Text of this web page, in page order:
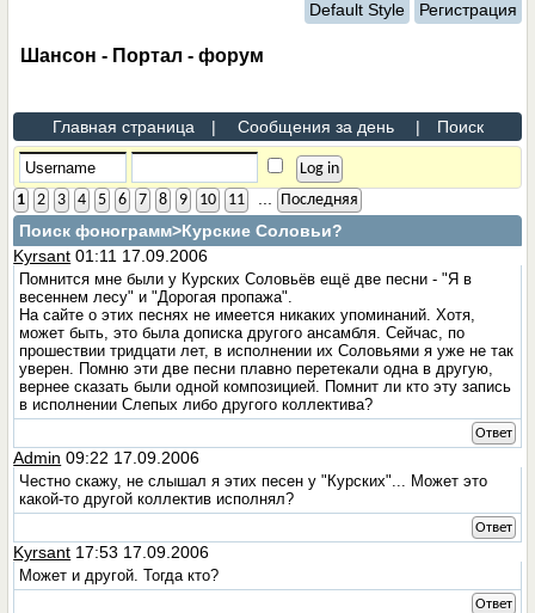
Default Style Регистрация
Шансон - Портал - форум
Главная страница | Сообщения за день | Поиск
1 2 3 4 5 6 7 8 9 10 11 Последняя
Поиск фонограмм>Курские Соловьи?
Kyrsant 01:11 17.09.2006
Помнится мне были у Курских Соловьёв ещё две песни - "Я в
весеннем лесу" и "Дорогая пропажа".
На сайте о этих песнях не имеется никаких упоминаний. Хотя,
может быть, это была дописка другого ансамбля. Сейчас, по
прошествии тридцати лет, в исполнении их Соловьями я уже не так
уверен. Помню эти две песни плавно перетекали одна в другую,
вернее сказать были одной композицией. Помнит ли кто эту запись
в исполнении Слепых либо другого коллектива?
Ответ
Admin 09:22 17.09.2006
Честно скажу, не слышал я этих песен у "Курских"... Может это
какой-то другой коллектив исполнял?
Ответ
Kyrsant 17:53 17.09.2006
Может и другой. Тогда кто?
Ответ